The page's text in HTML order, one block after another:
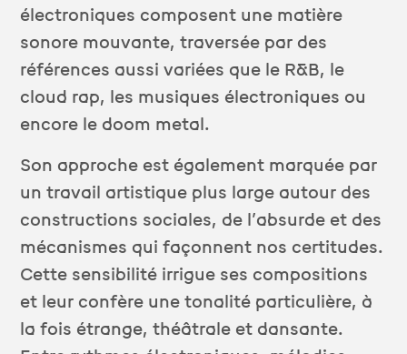
électroniques composent une matière
sonore mouvante, traversée par des
références aussi variées que le R&B, le
cloud rap, les musiques électroniques ou
encore le doom metal.
Son approche est également marquée par
un travail artistique plus large autour des
constructions sociales, de l’absurde et des
mécanismes qui façonnent nos certitudes.
Cette sensibilité irrigue ses compositions
et leur confère une tonalité particulière, à
la fois étrange, théâtrale et dansante.